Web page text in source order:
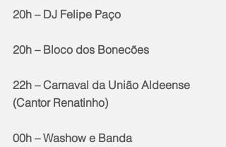
20h – DJ Felipe Paço
20h – Bloco dos Bonecões
22h – Carnaval da União Aldeense
(Cantor Renatinho)
00h – Washow e Banda